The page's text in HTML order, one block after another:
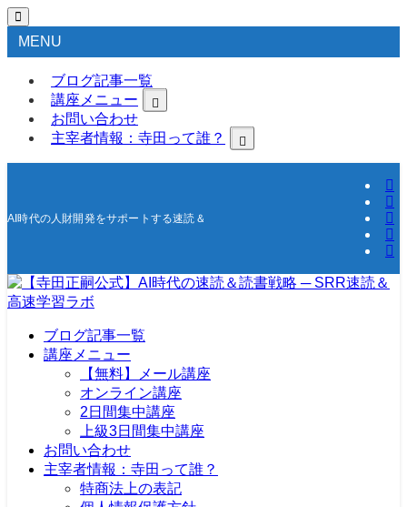
MENU
ブログ記事一覧
講座メニュー
お問い合わせ
主宰者情報：寺田って誰？
AI時代の人財開発をサポートする速読＆高速学習の研究所
ブログ記事一覧
講座メニュー
【無料】メール講座
オンライン講座
2日間集中講座
上級3日間集中講座
お問い合わせ
主宰者情報：寺田って誰？
特商法上の表記